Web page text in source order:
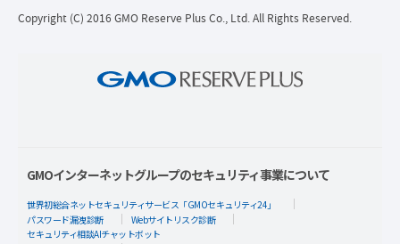
Copyright (C) 2016 GMO Reserve Plus Co., Ltd. All Rights Reserved.
GMOインターネットグループのセキュリティ事業について
世界初総合ネットセキュリティサービス「GMOセキュリティ24」
パスワード漏洩診断
Webサイトリスク診断
セキュリティ相談AIチャットボット